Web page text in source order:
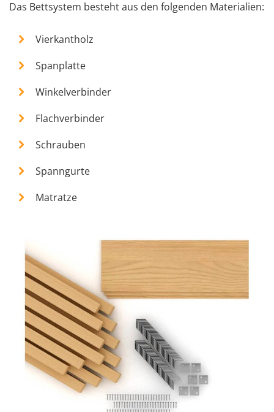
Das Bettsystem besteht aus den folgenden Materialien:
Vierkantholz
Spanplatte
Winkelverbinder
Flachverbinder
Schrauben
Spanngurte
Matratze